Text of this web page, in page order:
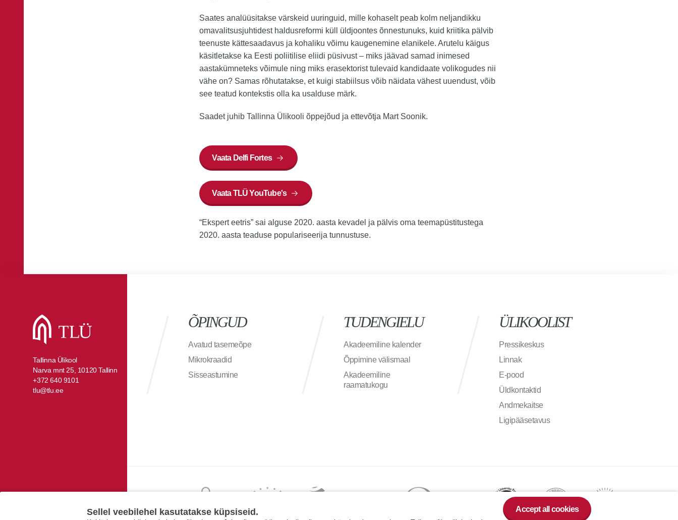
Saates analüüsitakse värskeid uuringuid, mille kohaselt peab kolm neljandikku
omavalitsusjuhtidest haldusreformi küll üldjoontes õnnestunuks, kuid kriitika pälvib
teenuste kättesaadavus ja kohaliku võimu kaugenemine elanikele. Arutelu käigus
käsitletakse ka Eesti poliitilise eliidi püsivust – miks jäävad samad inimesed
aastakümneteks võimule ning miks erasektorist tulevaid kandidaate volikogudes nii
vähe on? Samas rõhutatakse, et kuigi stabiilsus võib näidata vähest uuendust, võib
see teatud kontekstis olla ka usalduse märk.
Saadet juhib Tallinna Ülikooli õppejõud ja ettevõtja Mart Soonik.
Vaata Delfi Fortes
Vaata TLÜ YouTube's
“Ekspert eetris” sai alguse 2020. aasta kevadel ja pälvis oma teemapüstitustega
2020. aasta teaduse populariseerija tunnustuse.
Tallinna Ülikool
Narva mnt 25, 10120 Tallinn
+372 640 9101
tlu@tlu.ee
ÕPINGUD
Avatud tasemeõpe
Mikrokraadid
Sisseastumine
TUDENGIELU
Akadeemiline kalender
Õppimine välismaal
Akadeemiline
raamatukogu
ÜLIKOOLIST
Pressikeskus
Linnak
E-pood
Üldkontaktid
Andmekaitse
Ligipääsetavus
Sellel veebilehel kasutatakse küpsiseid. Accept all cookies